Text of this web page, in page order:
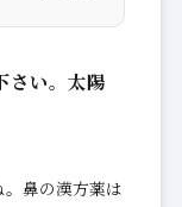
さい。太陽
鼻の漢方薬は